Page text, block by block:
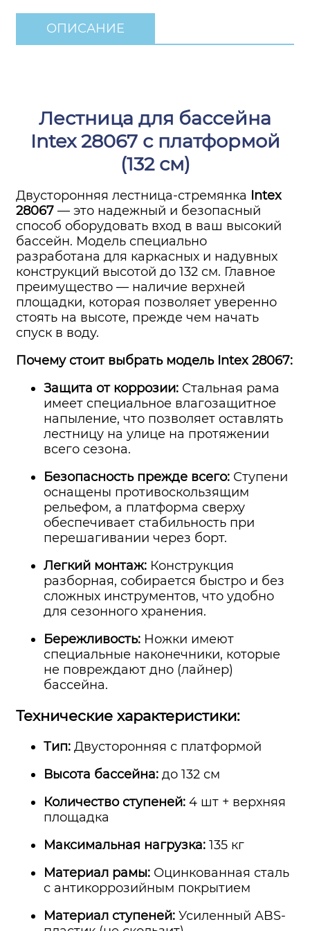
ОПИСАНИЕ
Лестница для бассейна
Intex 28067 с платформой
(132 см)
Двусторонняя лестница-стремянка Intex
28067 — это надежный и безопасный
способ оборудовать вход в ваш высокий
бассейн. Модель специально
разработана для каркасных и надувных
конструкций высотой до 132 см. Главное
преимущество — наличие верхней
площадки, которая позволяет уверенно
стоять на высоте, прежде чем начать
спуск в воду.
Почему стоит выбрать модель Intex 28067:
Защита от коррозии: Стальная рама
имеет специальное влагозащитное
напыление, что позволяет оставлять
лестницу на улице на протяжении
всего сезона.
Безопасность прежде всего: Ступени
оснащены противоскользящим
рельефом, а платформа сверху
обеспечивает стабильность при
перешагивании через борт.
Легкий монтаж: Конструкция
разборная, собирается быстро и без
сложных инструментов, что удобно
для сезонного хранения.
Бережливость: Ножки имеют
специальные наконечники, которые
не повреждают дно (лайнер)
бассейна.
Технические характеристики:
Тип: Двусторонняя с платформой
Высота бассейна: до 132 см
Количество ступеней: 4 шт + верхняя
площадка
Максимальная нагрузка: 135 кг
Материал рамы: Оцинкованная сталь
с антикоррозийным покрытием
Материал ступеней: Усиленный ABS-